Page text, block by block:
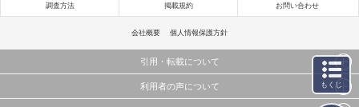
調査方法 掲載規約 お問い合わせ
会社概要 個人情報保護方針
引用・転載について
当サイトで公開されている情報（文字、写真、イラスト、画像データ等）及びこれらの配置・
利用者の声について もくじ